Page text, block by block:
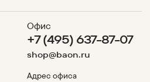
Офис
+7 (495) 637-87-07
shop@baon.ru
Адрес офиса